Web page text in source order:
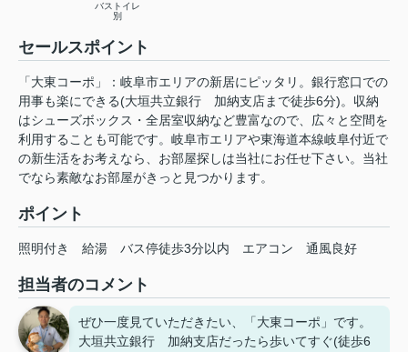
バストイレ
別
セールスポイント
「大東コーポ」：岐阜市エリアの新居にピッタリ。銀行窓口での
用事も楽にできる(大垣共立銀行 加納支店まで徒歩6分)。収納
はシューズボックス・全居室収納など豊富なので、広々と空間を
利用することも可能です。岐阜市エリアや東海道本線岐阜付近で
の新生活をお考えなら、お部屋探しは当社にお任せ下さい。当社
でなら素敵なお部屋がきっと見つかります。
ポイント
照明付き 給湯 バス停徒歩3分以内 エアコン 通風良好
担当者のコメント
ぜひ一度見ていただきたい、「大東コーポ」です。
大垣共立銀行 加納支店だったら歩いてすぐ(徒歩6